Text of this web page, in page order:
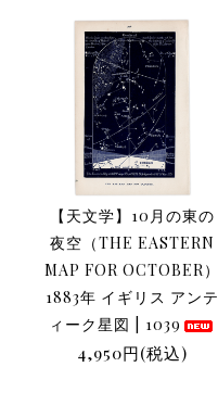
【天文学】10月の東の
夜空（THE EASTERN
MAP FOR OCTOBER）
1883年 イギリス アンテ
ィーク星図 | 1039
4,950円(税込)